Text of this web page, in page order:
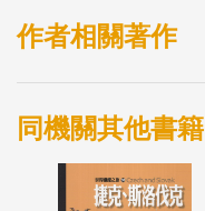
作者相關著作
同機關其他書籍